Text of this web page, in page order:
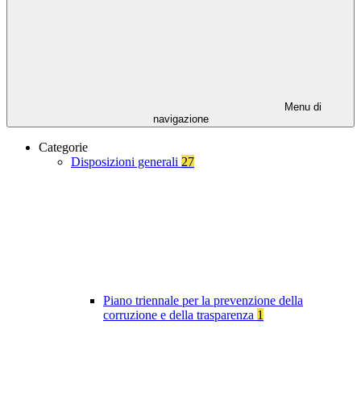
Menu di
navigazione
Categorie
Disposizioni generali 27
Piano triennale per la prevenzione della
corruzione e della trasparenza 1